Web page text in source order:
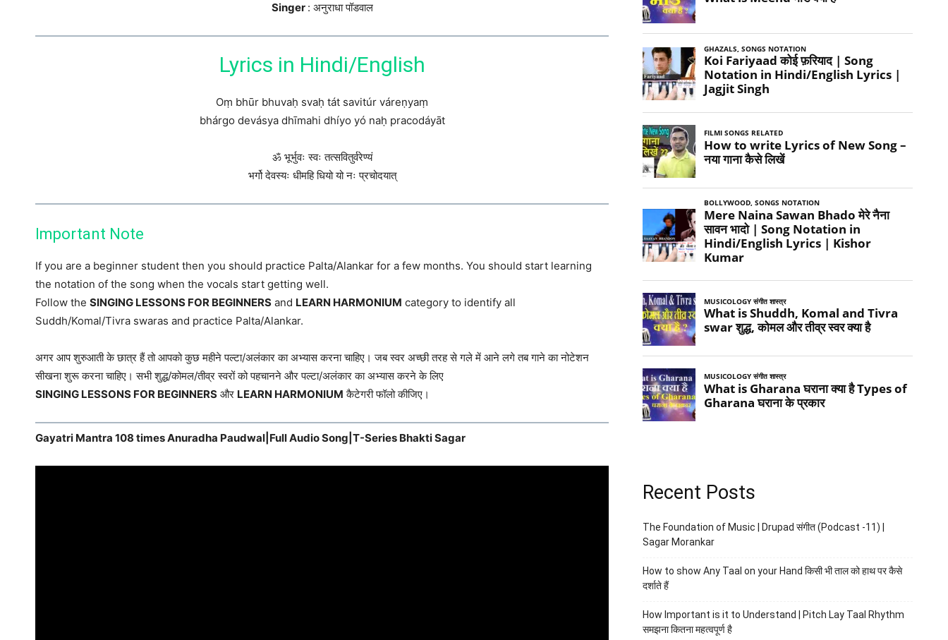
Singer : अनुराधा पॉडवाल
Lyrics in Hindi/English
Oṃ bhūr bhuvaḥ svaḥ tát savitúr váreṇyaṃ
bhárgo devásya dhīmahi dhíyo yó naḥ pracodáyāt
ॐ भूर्भुवः स्वः तत्सवितुर्वरेण्यं
भर्गो देवस्यः धीमहि धियो यो नः प्रचोदयात्
Important Note
If you are a beginner student then you should practice Palta/Alankar for a few months. You should start learning
the notation of the song when the vocals start getting well.
Follow the SINGING LESSONS FOR BEGINNERS and LEARN HARMONIUM category to identify all
Suddh/Komal/Tivra swaras and practice Palta/Alankar.
अगर आप शुरुआती के छात्र हैं तो आपको कुछ महीने पल्टा/अलंकार का अभ्यास करना चाहिए। जब स्वर अच्छी तरह से गले में आने लगे तब गाने का नोटेशन
सीखना शुरू करना चाहिए। सभी शुद्ध/कोमल/तीव्र स्वरों को पहचानने और पल्टा/अलंकार का अभ्यास करने के लिए
SINGING LESSONS FOR BEGINNERS और LEARN HARMONIUM कैटेगरी फॉलो कीजिए।
Gayatri Mantra 108 times Anuradha Paudwal|Full Audio Song|T-Series Bhakti Sagar
Recent Posts
The Foundation of Music | Drupad संगीत (Podcast -11) |
Sagar Morankar
How to show Any Taal on your Hand किसी भी ताल को हाथ पर कैसे
दर्शाते हैं
How Important is it to Understand | Pitch Lay Taal Rhythm
समझना कितना महत्वपूर्ण है